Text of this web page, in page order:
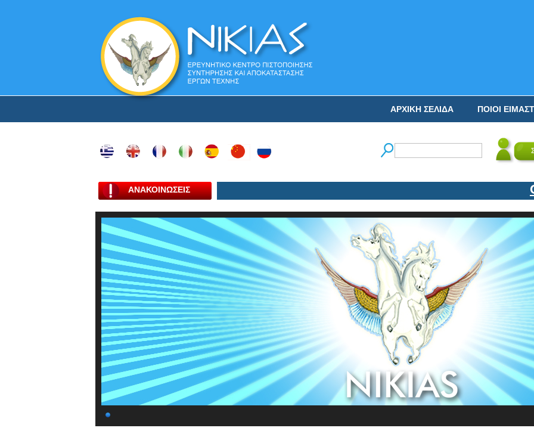
ΠΟΙΟΙ
ΑΡΧΙΚΗ ΣΕΛΙΔΑ
ΑΝΑΚΟΙΝΩΣΕΙΣ Ο